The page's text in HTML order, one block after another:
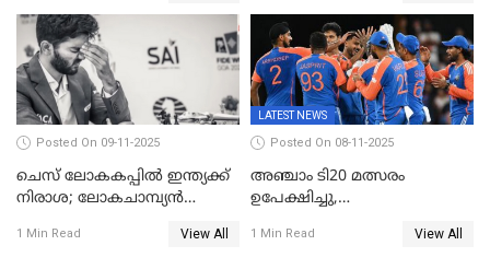
Posted On 09-11-2025
ചെസ് ലോകകപ്പില്‍ ഇന്ത്യക്ക്
നിരാശ; ലോകചാമ്പ്യന്‍
1 Min Read View All
LATEST NEWS
Posted On 08-11-2025
അഞ്ചാം ടി20 മത്സരം
ഉപേക്ഷിച്ചു,
ജയിച്ച് ഇന്ത്യ
1 Min Read View All